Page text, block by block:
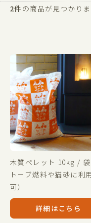
2件 の商品が見つかり
木質ペレット 10kg / 袋
トーブ燃料や猫砂に利
可）
詳細はこちら